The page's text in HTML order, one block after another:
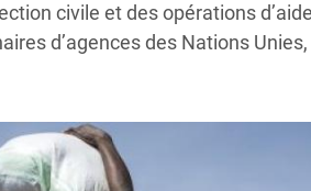
civile et des opérations
d’agences des Nations